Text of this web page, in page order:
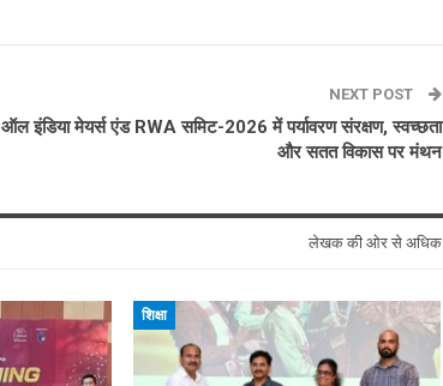
NEXT POST
ऑल इंडिया मेयर्स एंड RWA समिट-2026 में पर्यावरण संरक्षण, स्वच्छता
और सतत विकास पर मंथन
लेखक की ओर से अधिक
शिक्षा